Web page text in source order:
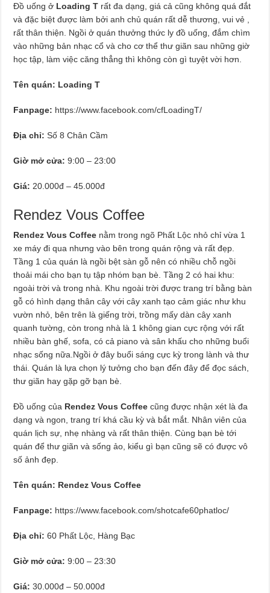
Đồ uống ở Loading T rất đa dạng, giá cả cũng không quá đắt
và đặc biệt được làm bởi anh chủ quán rất dễ thương, vui vẻ ,
rất thân thiện. Ngồi ở quán thưởng thức ly đồ uống, đắm chìm
vào những bản nhạc cổ và cho cơ thể thư giãn sau những giờ
học tập, làm việc căng thẳng thì không còn gì tuyệt vời hơn.
Tên quán: Loading T
Fanpage: https://www.facebook.com/cfLoadingT/
Địa chỉ:Số 8 Chân Cầm
Giờ mở cửa: 9:00 – 23:00
Giá: 20.000đ – 45.000đ
Rendez Vous Coffee
Rendez Vous Coffee nằm trong ngõ Phất Lộc nhỏ chỉ vừa 1
xe máy đi qua nhưng vào bên trong quán rộng và rất đẹp.
Tầng 1 của quán là ngồi bệt sàn gỗ nên có nhiều chỗ ngồi
thoải mái cho bạn tụ tập nhóm bạn bè. Tầng 2 có hai khu:
ngoài trời và trong nhà. Khu ngoài trời được trang trí bằng bàn
gỗ có hình dạng thân cây với cây xanh tạo cảm giác như khu
vườn nhỏ, bên trên là giếng trời, trồng mấy dàn cây xanh
quanh tường, còn trong nhà là 1 không gian cực rộng với rất
nhiều bàn ghế, sofa, có cả piano và sân khấu cho những buổi
nhạc sống nữa.Ngồi ở đây buổi sáng cực kỳ trong lành và thư
thái. Quán là lựa chọn lý tưởng cho bạn đến đây để đọc sách,
thư giãn hay gặp gỡ bạn bè.
Đồ uống của Rendez Vous Coffee cũng được nhận xét là đa
dạng và ngon, trang trí khá cầu kỳ và bắt mắt. Nhân viên của
quán lịch sự, nhẹ nhàng và rất thân thiện. Cùng bạn bè tới
quán để thư giãn và sống ảo, kiểu gì bạn cũng sẽ có được vô
số ảnh đẹp.
Tên quán: Rendez Vous Coffee
Fanpage: https://www.facebook.com/shotcafe60phatloc/
Địa chỉ:60 Phất Lộc, Hàng Bạc
Giờ mở cửa: 9:00 – 23:30
Giá:30.000đ – 50.000đ